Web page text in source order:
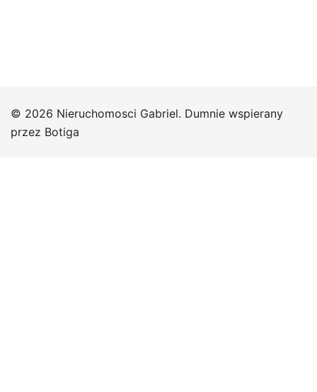
© 2026 Nieruchomosci Gabriel. Dumnie wspierany
przez Botiga